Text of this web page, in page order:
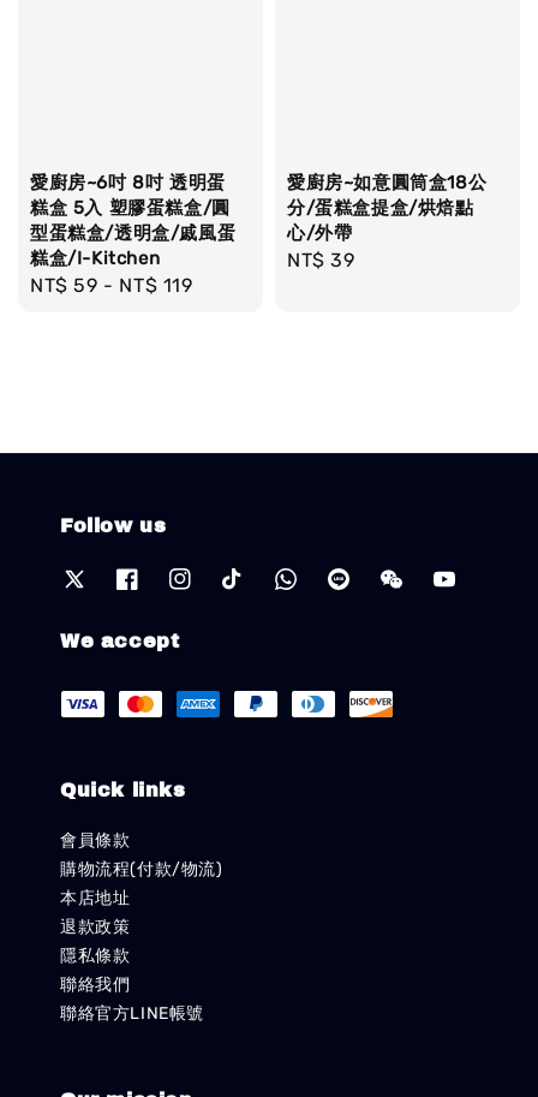
愛廚房~6吋 8吋 透明蛋
糕盒 5入 塑膠蛋糕盒/圓
型蛋糕盒/透明盒/戚風蛋
糕盒/I-Kitchen
Regular
NT$ 59 - NT$ 119
愛廚房~如意圓筒盒18公
分/蛋糕盒提盒/烘焙點
心/外帶
Regular
NT$ 39
Follow us
We accept
Quick links
會員條款
購物流程(付款/物流)
本店地址
退款政策
隱私條款
聯絡我們
聯絡官方LINE帳號